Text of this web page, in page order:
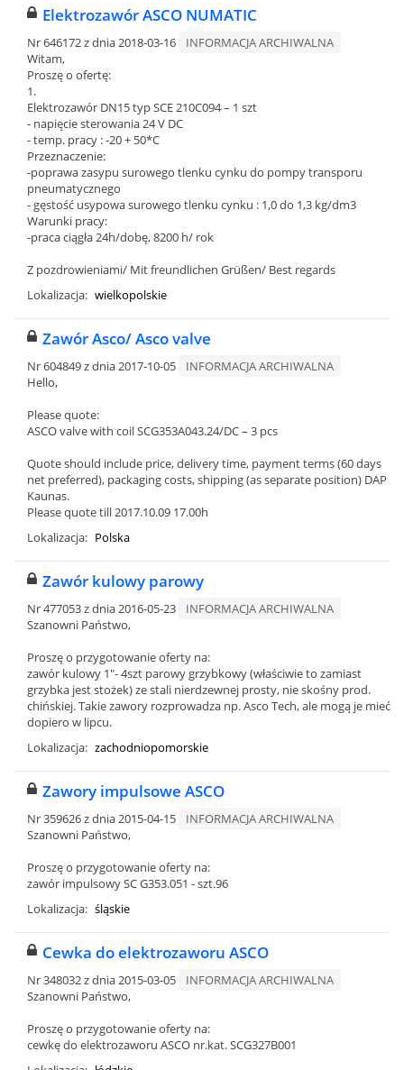
Elektrozawór ASCO NUMATIC
Nr 646172 z dnia 2018-03-16
INFORMACJA ARCHIWALNA
Witam,
Proszę o ofertę:
1.
Elektrozawór DN15 typ SCE 210C094 – 1 szt
- napięcie sterowania 24 V DC
- temp. pracy : -20 + 50*C
Przeznaczenie:
-poprawa zasypu surowego tlenku cynku do pompy transporu
pneumatycznego
- gęstość usypowa surowego tlenku cynku : 1,0 do 1,3 kg/dm3
Warunki pracy:
-praca ciągła 24h/dobę, 8200 h/ rok
Z pozdrowieniami/ Mit freundlichen Grüßen/ Best regards
Lokalizacja: wielkopolskie
Zawór Asco/ Asco valve
Nr 604849 z dnia 2017-10-05
INFORMACJA ARCHIWALNA
Hello,
Please quote:
ASCO valve with coil SCG353A043.24/DC – 3 pcs
Quote should include price, delivery time, payment terms (60 days
net preferred), packaging costs, shipping (as separate position) DAP
Kaunas.
Please quote till 2017.10.09 17.00h
Lokalizacja: Polska
Zawór kulowy parowy
Nr 477053 z dnia 2016-05-23
INFORMACJA ARCHIWALNA
Szanowni Państwo,
Proszę o przygotowanie oferty na:
zawór kulowy 1"- 4szt parowy grzybkowy (właściwie to zamiast
grzybka jest stożek) ze stali nierdzewnej prosty, nie skośny prod.
chińskiej. Takie zawory rozprowadza np. Asco Tech, ale mogą je mieć
dopiero w lipcu.
Lokalizacja: zachodniopomorskie
Zawory impulsowe ASCO
Nr 359626 z dnia 2015-04-15
INFORMACJA ARCHIWALNA
Szanowni Państwo,
Proszę o przygotowanie oferty na:
zawór impulsowy SC G353.051 - szt.96
Lokalizacja: śląskie
Cewka do elektrozaworu ASCO
Nr 348032 z dnia 2015-03-05
INFORMACJA ARCHIWALNA
Szanowni Państwo,
Proszę o przygotowanie oferty na:
cewkę do elektrozaworu ASCO nr.kat. SCG327B001